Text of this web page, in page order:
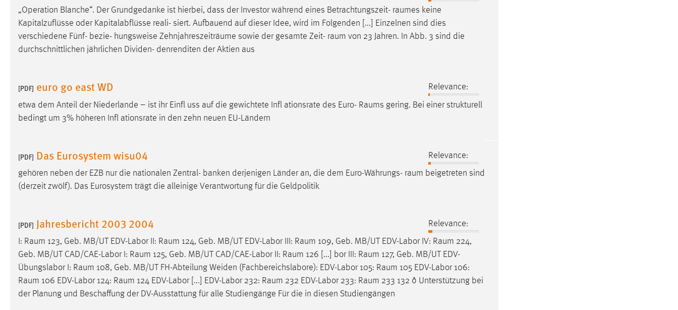
„Operation Blanche“. Der Grundgedanke ist hierbei, dass der Investor während eines Betrachtungszeit- raumes keine
Kapitalzuflüsse oder Kapitalabflüsse reali- siert. Aufbauend auf dieser Idee, wird im Folgenden [...] Einzelnen sind dies
verschiedene Fünf- bezie- hungsweise Zehnjahreszeiträume sowie der gesamte Zeit- raum von 23 Jahren. In Abb. 3 sind die
durchschnittlichen jährlichen Dividen- denrenditen der Aktien aus
[PDF] euro go east WD
Relevance:
etwa dem Anteil der Niederlande – ist ihr Einfl uss auf die gewichtete Infl ationsrate des Euro- Raums gering. Bei einer strukturell
bedingt um 3% höheren Infl ationsrate in den zehn neuen EU-Ländern
[PDF] Das Eurosystem wisu04
Relevance:
gehören neben der EZB nur die nationalen Zentral- banken derjenigen Länder an, die dem Euro-Währungs- raum beigetreten sind
(derzeit zwölf). Das Eurosystem trägt die alleinige Verantwortung für die Geldpolitik
[PDF] Jahresbericht 2003 2004
Relevance:
I: Raum 123, Geb. MB/UT EDV-Labor II: Raum 124, Geb. MB/UT EDV-Labor III: Raum 109, Geb. MB/UT EDV-Labor IV: Raum 224,
Geb. MB/UT CAD/CAE-Labor I: Raum 125, Geb. MB/UT CAD/CAE-Labor II: Raum 126 [...] bor III: Raum 127, Geb. MB/UT EDV-
Übungslabor I: Raum 108, Geb. MB/UT FH-Abteilung Weiden (Fachbereichslabore): EDV-Labor 105: Raum 105 EDV-Labor 106:
Raum 106 EDV-Labor 124: Raum 124 EDV-Labor [...] EDV-Labor 232: Raum 232 EDV-Labor 233: Raum 233 132 ð Unterstützung bei
der Planung und Beschaffung der DV-Ausstattung für alle Studiengänge Für die in diesen Studiengängen